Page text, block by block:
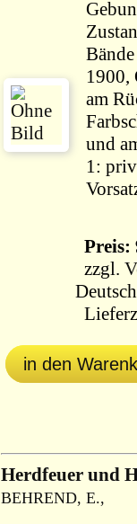
1900,
am
und
1:
Preis:
zzgl.
in den
Herdfeuer und
BEHREND, E.,